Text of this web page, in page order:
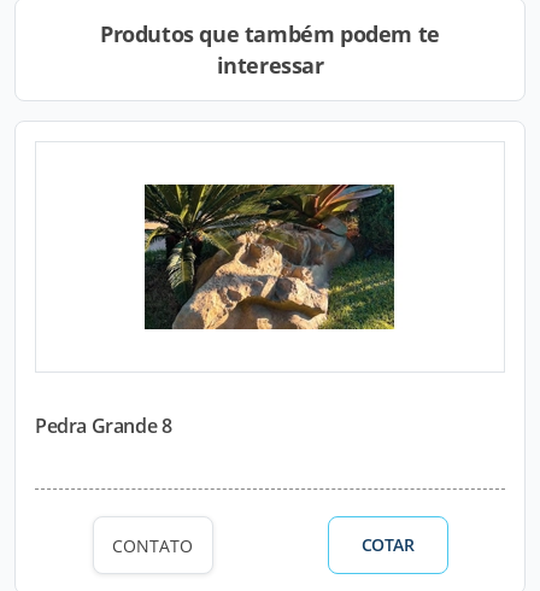
Produtos que também podem te
interessar
Pedra Grande 8
CONTATO COTAR